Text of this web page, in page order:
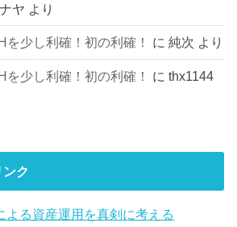
ヤ より
少し利確！初の利確！ に純次 より
少し利確！初の利確！ にthx1144
ク
よる資産運用を真剣に考える